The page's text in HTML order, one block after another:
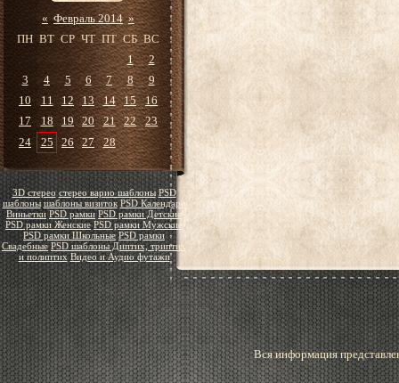
« Февраль 2014 »
ПН ВТ СР ЧТ ПТ СБ ВС
1
2
3
4 5 6 7 8
9
10
11 12 13 14 15
16
17
18 19 20 21 22
23
24
25 26 27 28
3D стерео стерео варио шаблоны PSD
шаблоны шаблоны визиток PSD Календари
Виньетки PSD рамки PSD рамки Детские
PSD рамки Женские PSD рамки Мужские
PSD рамки Школьные PSD рамки
Свадебные PSD шаблоны Диптих, триптих
и полиптих Видео и Аудио футажи
Вся информация